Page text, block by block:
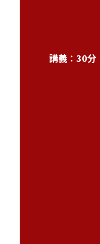
講義：30分